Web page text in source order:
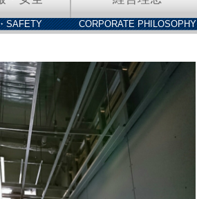
SAFETY CORPORATE PHILOSOPHY